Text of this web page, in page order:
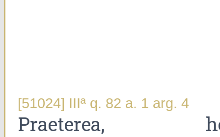
[51024] IIIª q. 82 a. 1 arg. 4
Praeterea,